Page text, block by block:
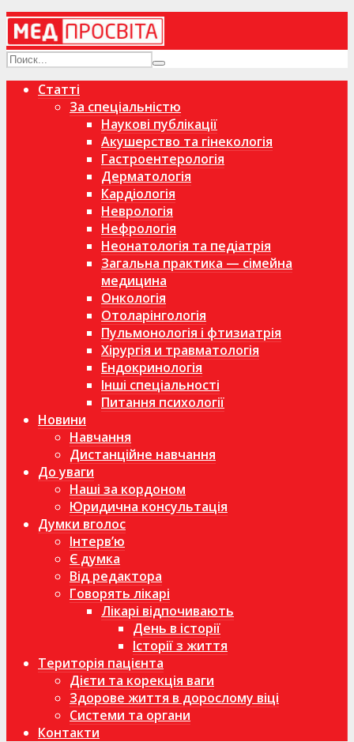
Статті
За спеціальністю
Наукові публікації
Акушерство та гінекологія
Гастроентерологія
Дерматологія
Кардіологія
Неврологія
Нефрологія
Неонатологія та педіатрія
Загальна практика — сімейна
медицина
Онкологія
Отоларінгологія
Пульмонологія і фтизиатрія
Хірургія и травматологія
Ендокринологія
Інші спеціальності
Питання психології
Новини
Навчання
Дистанційне навчання
До уваги
Наші за кордоном
Юридична консультація
Думки вголос
Інтерв’ю
Є думка
Від редактора
Говорять лікарі
Лікарі відпочивають
День в історії
Історії з життя
Територія пацієнта
Дієти та корекція ваги
Здорове життя в дорослому віці
Системи та органи
Контакти